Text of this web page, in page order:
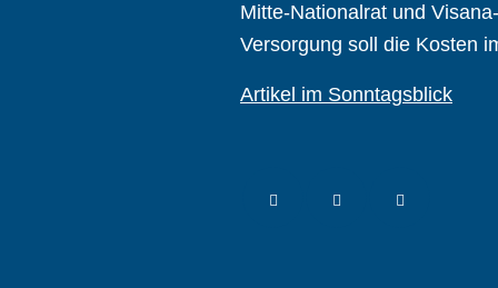
Mitte-Nationalrat und
Versorgung soll die Kosten
Artikel im Sonntagsblick